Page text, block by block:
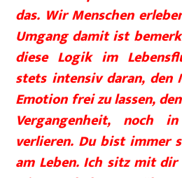
das. Wir Menschen
Umgang damit ist
diese Logik im
stets intensiv daran, den
Emotion frei zu lassen,
Vergangenheit, noch
verlieren. Du bist immer
am Leben. Ich sitz mit dir